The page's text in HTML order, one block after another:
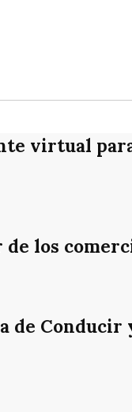
virtual
los
de Conducir